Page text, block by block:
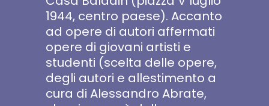
1944, centro paese). Accanto
ad opere di autori affermati
opere di giovani artisti e
studenti (scelta delle opere,
degli autori e allestimento a
cura di Alessandro Abrate,